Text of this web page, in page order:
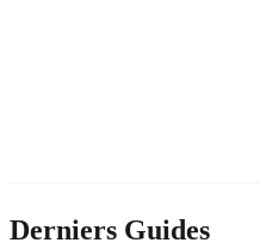
Derniers Guides